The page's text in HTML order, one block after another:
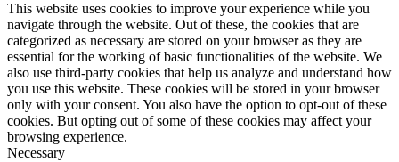
This website uses cookies to improve your experience while you
navigate through the website. Out of these, the cookies that are
categorized as necessary are stored on your browser as they are
essential for the working of basic functionalities of the website. We
also use third-party cookies that help us analyze and understand how
you use this website. These cookies will be stored in your browser
only with your consent. You also have the option to opt-out of these
cookies. But opting out of some of these cookies may affect your
browsing experience.
Necessary